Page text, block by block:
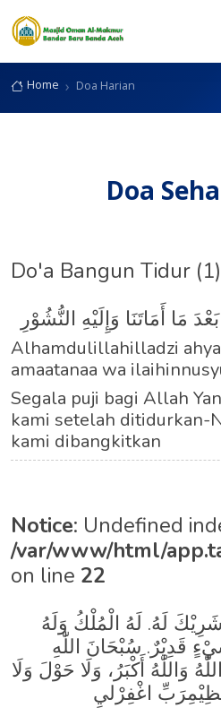
Home Doa Harian
Doa Harian
Doa
Do'a Bangun Tidur (1)
مَا أَمَاتَنَا وَإِلَيْهِ النُّشُوْرِ
Alhamdulillahilladzi
amaatanaa wa
Segala puji bagi Allah
kami setelah ditidurkan-
kami dibangkitkan
Notice: Undefined
/var/www/html/
on line 22
شَرِيْكَ لَهُ. لَهُ الْمُلْكُ وَلَهُ
قَدِيْرٌ. سُبْحَانَ اللّٰهِ
وَاللّٰهُ أَكْبَرُ، وَلَا حَوْلَ وَلَا
اغْفِرْليِ